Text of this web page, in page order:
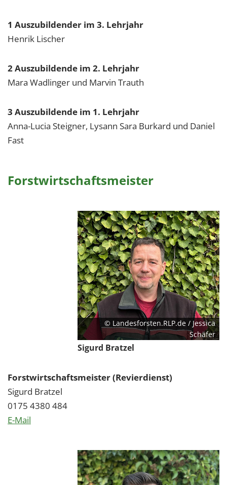
1 Auszubildender im 3. Lehrjahr
Henrik Lischer
2 Auszubildende im 2. Lehrjahr
Mara Wadlinger und Marvin Trauth
3 Auszubildende im 1. Lehrjahr
Anna-Lucia Steigner, Lysann Sara Burkard und Daniel
Fast
Forstwirtschaftsmeister
© Landesforsten.RLP.de / Jessica
Schäfer
Sigurd Bratzel
Forstwirtschaftsmeister (Revierdienst)
Sigurd Bratzel
0175 4380 484
E-Mail